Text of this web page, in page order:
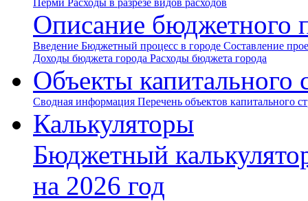
Перми Расходы в разрезе видов расходов
Описание бюджетного
Введение Бюджетный процесс в городе Составление
Доходы бюджета города Расходы бюджета города
Объекты капитального
Сводная информация Перечень объектов капитального
Калькуляторы
Бюджетный
на 2026 год